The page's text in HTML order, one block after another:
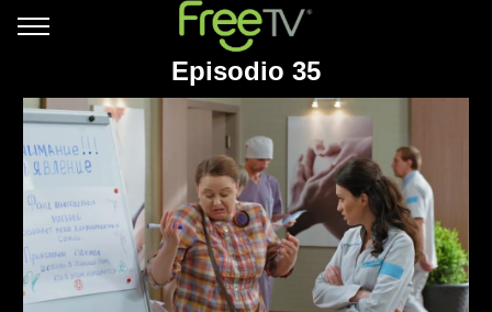
Episodio 35